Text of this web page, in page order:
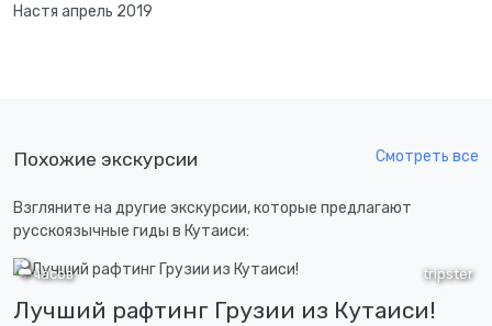
Настя апрель 2019
Похожие экскурсии Смотреть все
Взгляните на другие экскурсии, которые предлагают
русскоязычные гиды в Кутаиси:
tripster
7 часов
Лучший рафтинг Грузии из Кутаиси!